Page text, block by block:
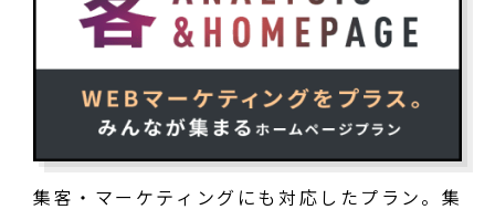
集客・マーケティングにも対応したプラン。集